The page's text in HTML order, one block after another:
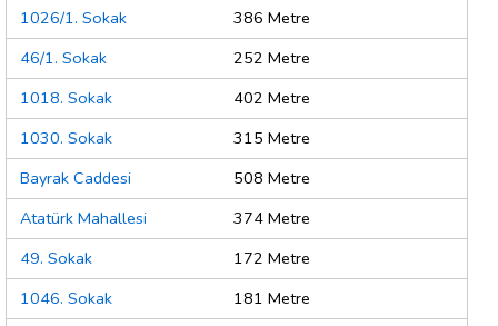
1026/1. Sokak
386 Metre
46/1. Sokak
252 Metre
1018. Sokak
402 Metre
1030. Sokak
315 Metre
Bayrak Caddesi
508 Metre
Atatürk Mahallesi
374 Metre
49. Sokak
172 Metre
1046. Sokak
181 Metre